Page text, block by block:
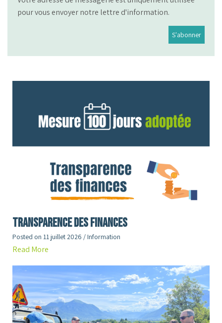
pour vous envoyer notre lettre d'information.
Transparence des finances
Posted on 11 juillet 2026 /Information
Read More